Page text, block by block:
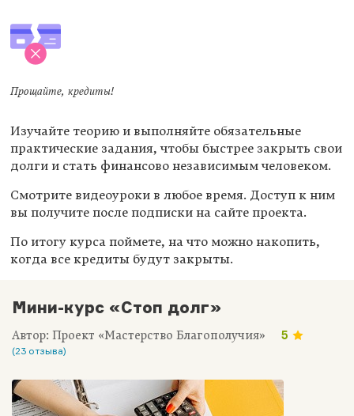
Прощайте, кредиты!
Изучайте теорию и выполняйте обязательные
практические задания, чтобы быстрее закрыть свои
долги и стать финансово независимым человеком.
Смотрите видеоуроки в любое время. Доступ к ним
вы получите после подписки на сайте проекта.
По итогу курса поймете, на что можно накопить,
когда все кредиты будут закрыты.
Мини-курс «Стоп долг»
Автор: Проект «Мастерство Благополучия» 5
(23 отзыва)